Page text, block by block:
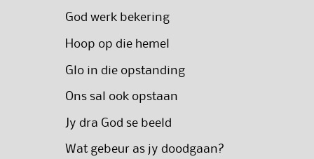
God werk bekering
Hoop op die hemel
Glo in die opstanding
Ons sal ook opstaan
Jy dra God se beeld
Wat gebeur as jy doodgaan?